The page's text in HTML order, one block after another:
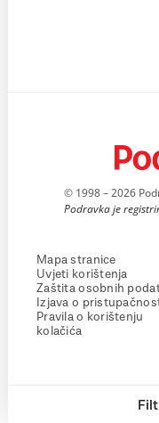
© 1998 – 2026
Podravka je
Mapa stranice
Uvjeti korištenja
Zaštita osobnih
Izjava o
Pravila o korištenju
kolačića